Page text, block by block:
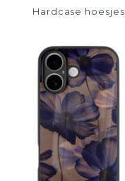
Hardcase hoesjes